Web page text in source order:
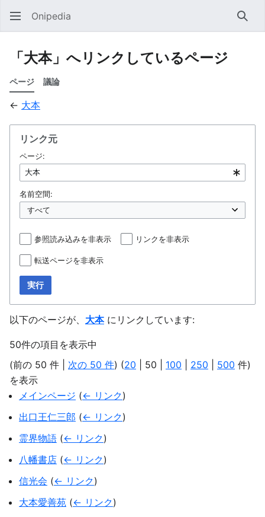
Onipedia 検索
「大本」へリンクしているページ
ページ 議論
← 大本
リンク元
ページ:
名前空間:
参照読み込みを非表示 リンクを非表示
転送ページを非表示
実行
以下のページが、 大本にリンクしています:
50件の項目を表示中
(前の 50 件 次の 50 件) (20 50 100 250 500 件)
を表示
メインページ (← リンク)
出口王仁三郎 (← リンク)
霊界物語 (← リンク)
八幡書店 (← リンク)
信光会 (← リンク)
大本愛善苑 (← リンク)